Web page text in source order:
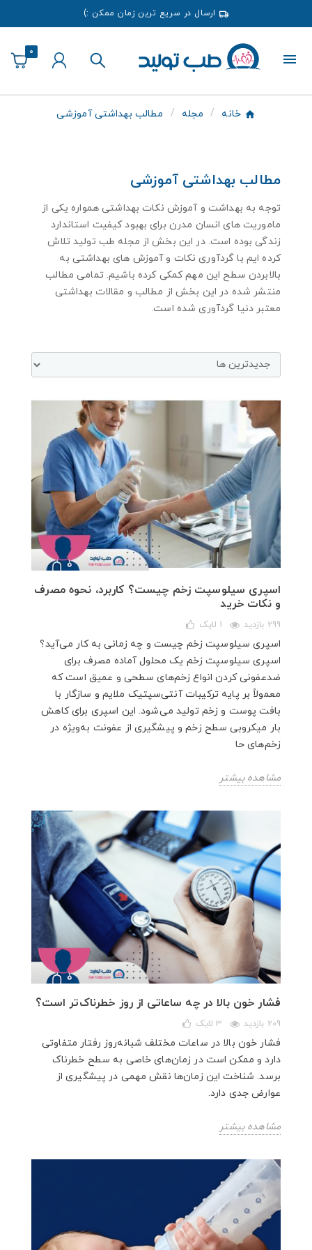
ارسال در سریع ترین زمان ممکن :)
0
خانه مجله مطالب بهداشتی آموزشی
مطالب بهداشتی آموزشی
توجه به بهداشت و آموزش نکات بهداشتی همواره یکی از
ماموریت های انسان مدرن برای بهبود کیفیت استاندارد
زندگی بوده است. در این بخش از مجله طب تولید تلاش
کرده ایم با گردآوری نکات و آموزش های بهداشتی به
بالابردن سطح این مهم کمکی کرده باشیم. تمامی مطالب
منتشر شده در این بخش از مطالب و مقالات بهداشتی
معتبر دنیا گردآوری شده است.
اسپری سیلوسپت زخم چیست؟ کاربرد، نحوه مصرف
و نکات خرید
299 بازدید 1 لایک
اسپری سیلوسپت زخم چیست و چه زمانی به کار می‌آید؟
اسپری سیلوسپت زخم یک محلول آماده مصرف برای
ضدعفونی کردن انواع زخم‌های سطحی و عمیق است که
معمولاً بر پایه ترکیبات آنتی‌سپتیک ملایم و سازگار با
بافت پوست و زخم تولید می‌شود. این اسپری برای کاهش
بار میکروبی سطح زخم و پیشگیری از عفونت به‌ویژه در
زخم‌های حا
مشاهده بیشتر
فشار خون بالا در چه ساعاتی از روز خطرناک‌تر است؟
209 بازدید 3 لایک
فشار خون بالا در ساعات مختلف شبانه‌روز رفتار متفاوتی
دارد و ممکن است در زمان‌های خاصی به سطح خطرناک
برسد. شناخت این زمان‌ها نقش مهمی در پیشگیری از
عوارض جدی دارد.
مشاهده بیشتر